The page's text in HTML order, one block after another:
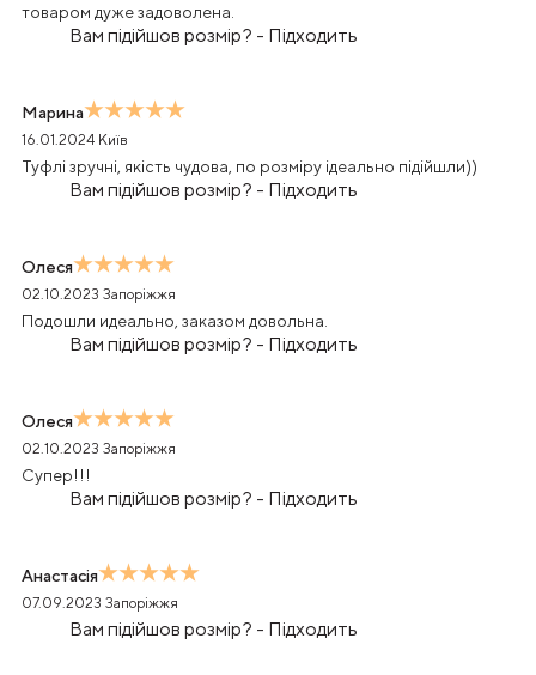
товаром дуже задоволена.
Вам підійшов розмір? - Підходить
Марина
16.01.2024 Київ
Туфлі зручні, якість чудова, по розміру ідеально підійшли))
Вам підійшов розмір? - Підходить
Олеся
02.10.2023 Запоріжжя
Подошли идеально, заказом довольна.
Вам підійшов розмір? - Підходить
Олеся
02.10.2023 Запоріжжя
Супер!!!
Вам підійшов розмір? - Підходить
Анастасія
07.09.2023 Запоріжжя
Вам підійшов розмір? - Підходить